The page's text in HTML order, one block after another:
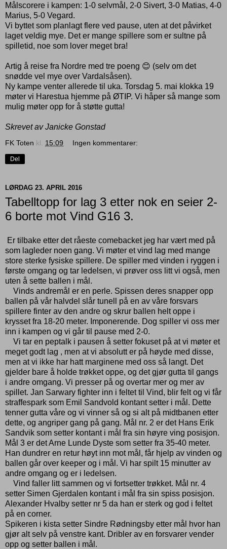
Målscorere i kampen: 1-0 selvmål, 2-0 Sivert, 3-0 Matias, 4-0
Marius, 5-0 Vegard.
Vi byttet som planlagt flere ved pause, uten at det påvirket
laget veldig mye. Det er mange spillere som er sultne på
spilletid, noe som lover meget bra!
Artig å reise fra Nordre med tre poeng 😊 (selv om det
snødde vel mye over Vardalsåsen).
Ny kampe venter allerede til uka. Torsdag 5. mai klokka 19
møter vi Harestua hjemme på ØTIP. Vi håper så mange som
mulig møter opp for å støtte gutta!
Skrevet av Janicke Gonstad
FK Toten kl. 15:09 Ingen kommentarer:
Del
LØRDAG 23. APRIL 2016
Tabelltopp for lag 3 etter nok en seier 2-
6 borte mot Vind G16 3.
Er tilbake etter det råeste comebacket jeg har vært med på
som lagleder noen gang. Vi møter et vind lag med mange
store sterke fysiske spillere. De spiller med vinden i ryggen i
første omgang og tar ledelsen, vi prøver oss litt vi også, men
uten å sette ballen i mål.
Vinds andremål er en perle. Spissen deres snapper opp
ballen på vår halvdel slår tunell på en av våre forsvars
spillere finter av den andre og skrur ballen helt oppe i
krysset fra 18-20 meter. Imponerende. Dog spiller vi oss mer
inn i kampen og vi går til pause med 2-0.
Vi tar en peptalk i pausen å setter fokuset på at vi møter et
meget godt lag , men at vi absolutt er på høyde med disse,
men at vi ikke har hatt marginene med oss så langt. Det
gjelder bare å holde trøkket oppe, og det gjør gutta til gangs
i andre omgang. Vi presser på og overtar mer og mer av
spillet. Jan Sarwary fighter inn i feltet til Vind, blir felt og vi får
straffespark som Emil Sandvold kontant setter i mål. Dette
tenner gutta våre og vi vinner så og si alt på midtbanen etter
dette, og angriper gang på gang. Mål nr. 2 er det Hans Erik
Sandvik som setter kontant i mål fra sin høyre ving posisjon.
Mål 3 er det Arne Lunde Dyste som setter fra 35-40 meter.
Han dundrer en retur høyt inn mot mål, får hjelp av vinden og
ballen går over keeper og i mål. Vi har spilt 15 minutter av
andre omgang og er i ledelsen.
Vind faller litt sammen og vi fortsetter trøkket. Mål nr. 4
setter Simen Gjerdalen kontant i mål fra sin spiss posisjon.
Alexander Hvalby setter nr 5 da han er sterk og god i feltet
på en corner.
Spikeren i kista setter Sindre Rødningsby etter mål hvor han
gjør alt selv på venstre kant. Dribler av en forsvarer vender
opp og setter ballen i mål.